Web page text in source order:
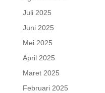
Juli 2025
Juni 2025
Mei 2025
April 2025
Maret 2025
Februari 2025